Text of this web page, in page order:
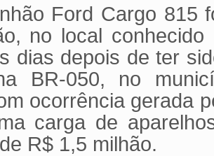
Ford Cargo 815
no local conhecido
dias depois de ter
BR-050, no
ocorrência gerada
carga de
R$ 1,5 milhão.